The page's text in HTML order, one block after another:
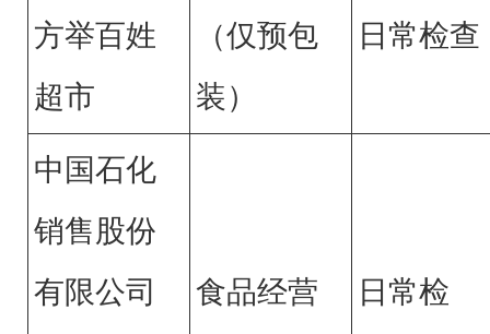
方举百姓
超市
（仅预包
装）
日常检查
中国石化
销售股份
有限公司
食品经营
日常检